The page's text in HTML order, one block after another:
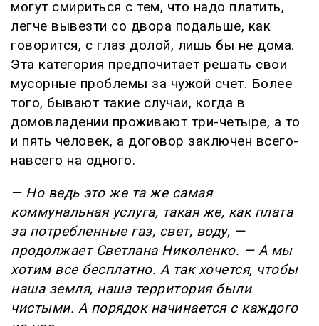
могут смириться с тем, что надо платить,
легче вывезти со двора подальше, как
говорится, с глаз долой, лишь бы не дома.
Эта категория предпочитает решать свои
мусорные проблемы за чужой счет. Более
того, бывают такие случаи, когда в
домовладении проживают три-четыре, а то
и пять человек, а договор заключен всего-
навсего на одного.
— Но ведь это же та же самая
коммунальная услуга, такая же, как плата
за потребленные газ, свет, воду, —
продолжает Светлана Николенко. — А мы
хотим все бесплатно. А так хочется, чтобы
наша земля, наша территория были
чистыми. А порядок начинается с каждого